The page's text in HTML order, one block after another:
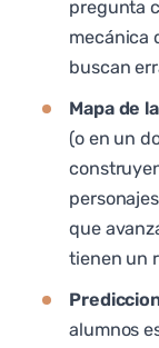
pregunta
mecánica
buscan
Mapa de
(o en un
que
tienen un
alumnos